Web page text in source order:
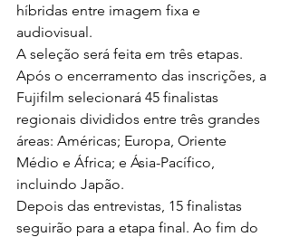
híbridas entre imagem fixa e
audiovisual.
A seleção será feita em três etapas.
Após o encerramento das inscrições, a
Fujifilm selecionará 45 finalistas
regionais divididos entre três grandes
áreas: Américas; Europa, Oriente
Médio e África; e Ásia-Pacífico,
incluindo Japão.
Depois das entrevistas, 15 finalistas
seguirão para a etapa final. Ao fim do